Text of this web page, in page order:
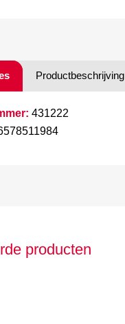
Productbeschrijving
431222
producten